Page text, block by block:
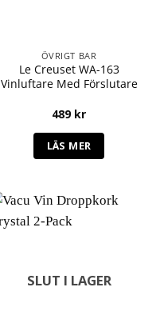
ÖVRIGT BAR
Le Creuset WA-163
Vinluftare Med Förslutare
489 kr
LÄS MER
SLUT I LAGER